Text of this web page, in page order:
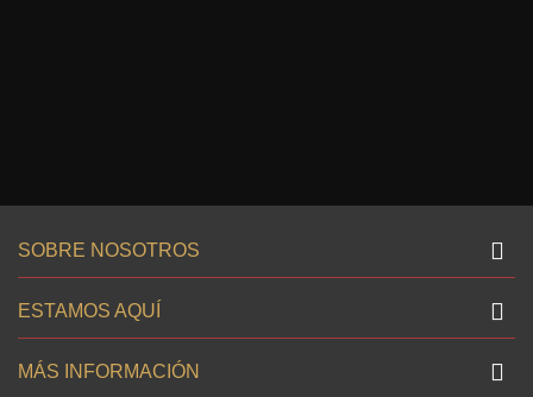
SOBRE NOSOTROS
ESTAMOS AQUÍ
MÁS INFORMACIÓN